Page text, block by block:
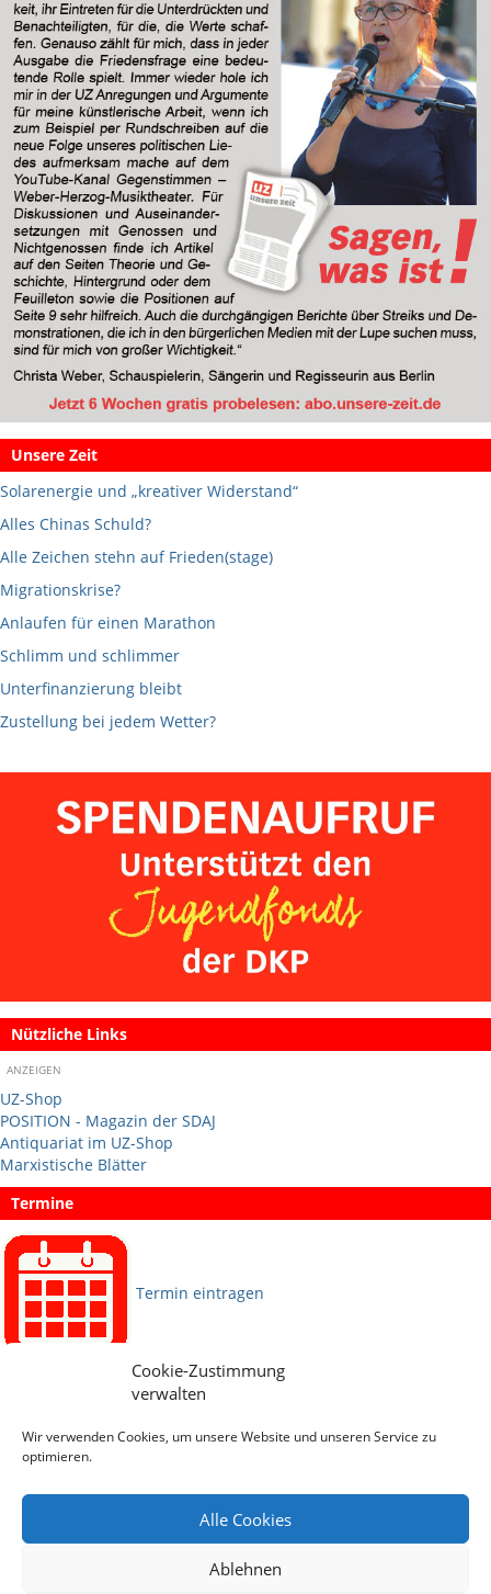
Cookie-Zustimmung
verwalten
Wir verwenden Cookies, um unsere Website und unseren Service zu
optimieren.
Alle Cookies
Ablehnen
Unsere Zeit
Solarenergie und „kreativer Widerstand“
Alles Chinas Schuld?
Alle Zeichen stehn auf Frieden(stage)
Migrationskrise?
Anlaufen für einen Marathon
Schlimm und schlimmer
Unterfinanzierung bleibt
Zustellung bei jedem Wetter?
Nützliche Links
ANZEIGEN
UZ-Shop
POSITION - Magazin der SDAJ
Antiquariat im UZ-Shop
Marxistische Blätter
Termine
Termin eintragen
Social Media